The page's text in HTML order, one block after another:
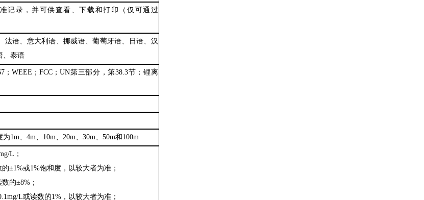
记录，并可供查看、下载和打印 （ 仅可通过
法语、意大利语、挪威语、葡萄牙语、日语、汉
、泰语
；WEEE ；FCC ；UN第三部分，第38.3节 ； 锂离
1m、4m、10m、20m、30m、50m和100m
L ；
的±1%或1%饱和度，以较大者为准 ；
数的±8% ；
L或读数的1%，以较大者为准 ；